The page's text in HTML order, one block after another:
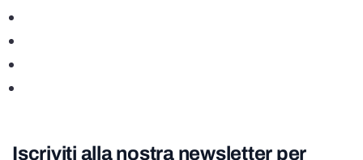
Iscriviti alla nostra newsletter per